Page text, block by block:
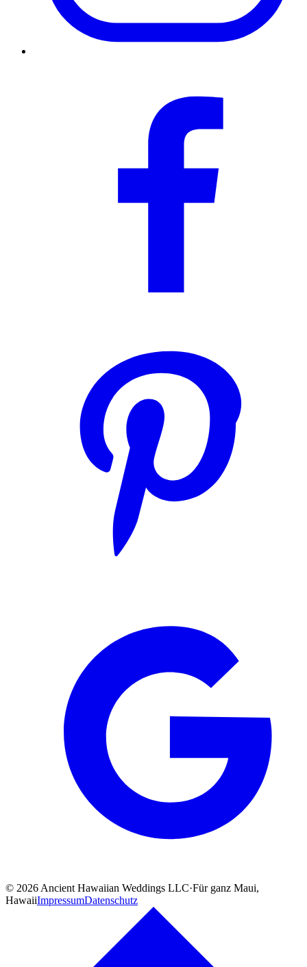
© 2026 Ancient Hawaiian Weddings LLC·Für ganz Maui,
HawaiiImpressumDatenschutz